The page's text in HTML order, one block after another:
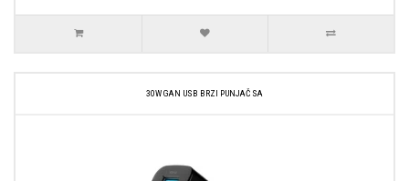
30W GAN USB BRZI PUNJAČ SA